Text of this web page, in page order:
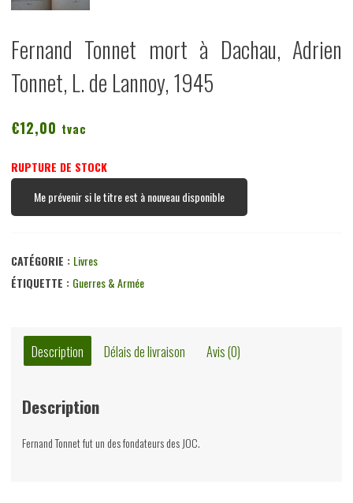
Fernand Tonnet mort à Dachau, Adrien
Tonnet, L. de Lannoy, 1945
€12,00 tvac
RUPTURE DE STOCK
Me prévenir si le titre est à nouveau disponible
CATÉGORIE : Livres
ÉTIQUETTE : Guerres & Armée
Description Délais de livraison Avis (0)
Description
Fernand Tonnet fut un des fondateurs des JOC.